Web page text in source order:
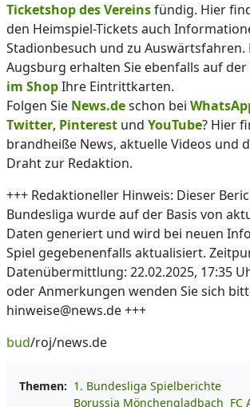
Ticketshop des Vereinsfündig. Hier
den Heimspiel-Tickets auch
Stadionbesuch und zu Auswärtsfahren.
Augsburg erhalten Sie ebenfalls auf der
im ShopIhre Eintrittkarten.
Folgen Sie News.deschon bei
Twitter, Pinterest und YouTube? Hier
brandheiße News, aktuelle Videos und
Draht zur Redaktion.
+++ Redaktioneller Hinweis: Dieser
Bundesliga wurde auf der Basis von
Daten generiert und wird bei neuen
Spiel gegebenenfalls aktualisiert.
Datenübermittlung: 22.02.2025, 17:35
oder Anmerkungen wenden Sie sich
hinweise@news.de +++
bud/roj/news.de
Themen: 1. Bundesliga Spielberichte
Borussia Mönchengladbach FC